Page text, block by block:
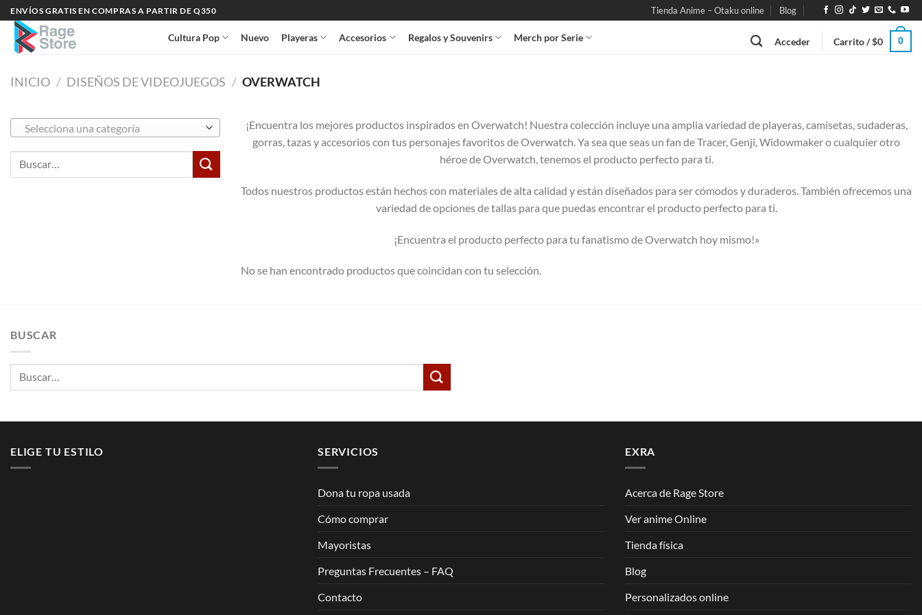
Saltar
al
contenido
ENVÍOS GRATIS EN COMPRAS A PARTIR DE Q350 Tienda Anime – Otaku online Blog
Cultura Pop Nuevo Playeras Accesorios Regalos y Souvenirs Merch por Serie Acceder Carrito /$0 0
INICIO / DISEÑOS DE VIDEOJUEGOS / OVERWATCH
Selecciona una categoría
Buscar
¡Encuentra los mejores productos inspirados en Overwatch! Nuestra colección incluye una amplia variedad de playeras, camisetas, sudaderas,
gorras, tazas y accesorios con tus personajes favoritos de Overwatch. Ya sea que seas un fan de Tracer, Genji, Widowmaker o cualquier otro
héroe de Overwatch, tenemos el producto perfecto para ti.
Todos nuestros productos están hechos con materiales de alta calidad y están diseñados para ser cómodos y duraderos. También ofrecemos una
variedad de opciones de tallas para que puedas encontrar el producto perfecto para ti.
¡Encuentra el producto perfecto para tu fanatismo de Overwatch hoy mismo!»
No se han encontrado productos que coincidan con tu selección.
BUSCAR
Buscar
ELIGE TU ESTILO SERVICIOS
Dona tu ropa usada
Cómo comprar
Mayoristas
Preguntas Frecuentes – FAQ
Contacto
EXRA
Acerca de Rage Store
Ver anime Online
Tienda física
Blog
Personalizados online